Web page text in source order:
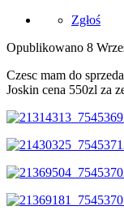
Zgłoś
Opublikowano 8
Czesc mam do
Joskin cena 550zl za